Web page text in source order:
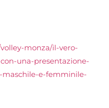
volley-monza/il-vero-
una-presentazione-
e-femminile-